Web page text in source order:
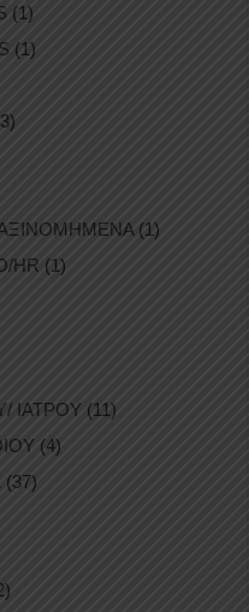
(1)
(1)
(1)
HR (1)
ΙΑΤΡΟΥ (11)
(4)
(37)